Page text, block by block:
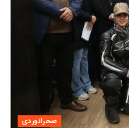
صحرانوردی